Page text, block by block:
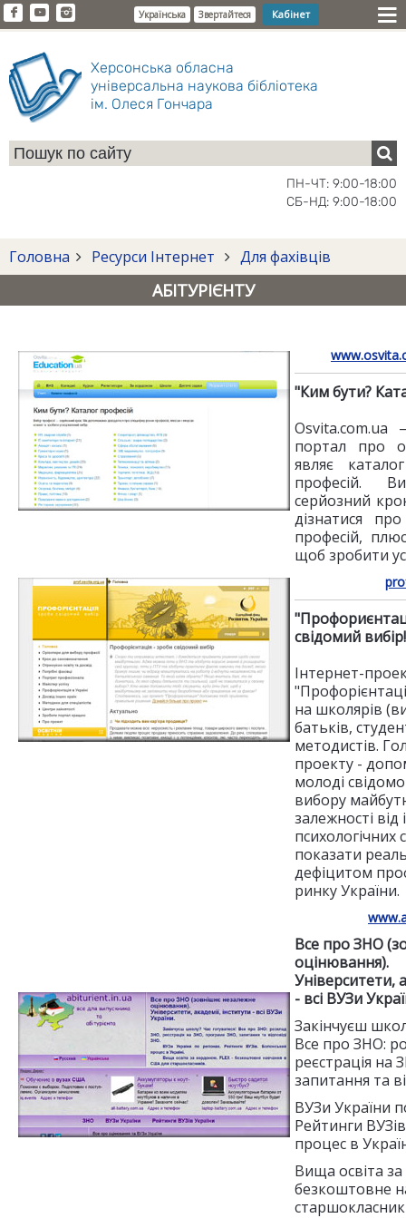
Українська Звертайтеся Кабінет
Херсонська обласна
універсальна наукова бібліотека
ім. Олеся Гончара
ПН-ЧТ: 9:00-18:00
СБ-НД: 9:00-18:00
Головна Ресурси Інтернет Для фахівців
АБІТУРІЄНТУ
"Ким бути?
Osvita.com.ua
портал про
являє
професій.
серйозний
дізнатися
професій,
щоб зробити
свідомий
Інтернет-
на школярів
батьків,
методистів.
проекту -
молоді
вибору
залежності від
психологічних
показати
дефіцитом
ринку України.
Все про ЗНО
оцінювання).
Університети,
- всі ВУЗи
Закінчуєш
Все про ЗНО:
реєстрація
запитання та
ВУЗи України
Рейтинги
процес в
Вища освіта
безкоштовне